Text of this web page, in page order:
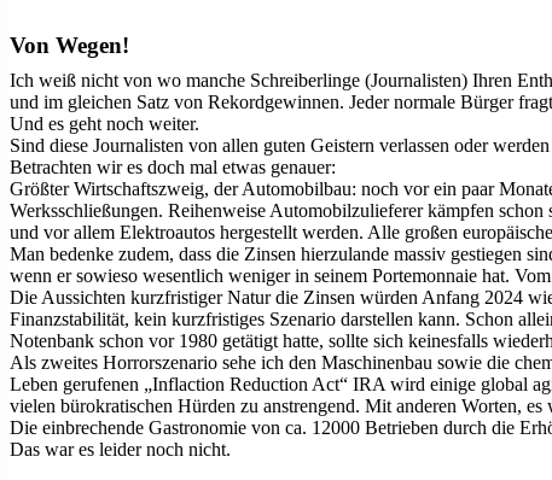
Von Wegen!
Ich weiß nicht von wo manche Schreiberlinge (Journalisten) Ihren
und im gleichen Satz von Rekordgewinnen. Jeder normale Bürger
Und es geht noch weiter.
Sind diese Journalisten von allen guten Geistern verlassen oder
Betrachten wir es doch mal etwas genauer:
Größter Wirtschaftszweig, der Automobilbau: noch vor ein paar
Werksschließungen. Reihenweise Automobilzulieferer kämpfen
und vor allem Elektroautos hergestellt werden. Alle großen
Man bedenke zudem, dass die Zinsen hierzulande massiv gestiegen
wenn er sowieso wesentlich weniger in seinem Portemonnaie hat.
Die Aussichten kurzfristiger Natur die Zinsen würden Anfang 2024
Finanzstabilität, kein kurzfristiges Szenario darstellen kann. Schon
Notenbank schon vor 1980 getätigt hatte, sollte sich keinesfalls
Als zweites Horrorszenario sehe ich den Maschinenbau sowie die
Leben gerufenen „Inflaction Reduction Act“ IRA wird einige global
vielen bürokratischen Hürden zu anstrengend. Mit anderen Worten, es
Die einbrechende Gastronomie von ca. 12000 Betrieben durch die
Das war es leider noch nicht.